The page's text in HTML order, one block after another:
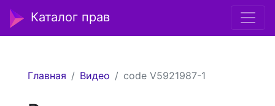
Каталог прав
Главная Видео code V5921987-1